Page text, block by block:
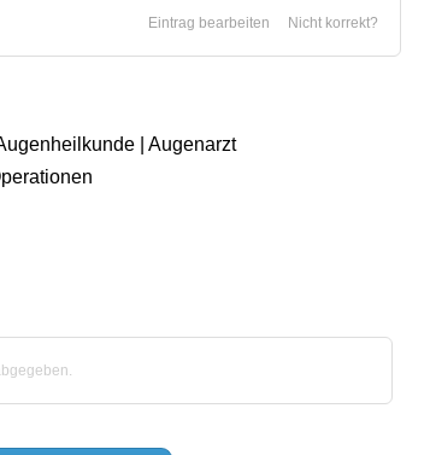
Nicht korrekt?
Eintrag bearbeiten
| Augenarzt